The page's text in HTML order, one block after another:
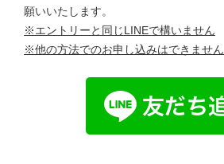
願いいたします。
※エントリーと同じLINEで構いません
※他の方法でのお申し込みはできません